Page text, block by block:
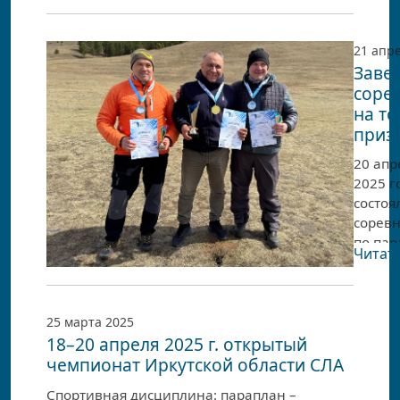
21
на
20
2025
по
спорту
25 марта 2025
18–20 апреля 2025 г. открытый
чемпионат Иркутской области СЛА
Спортивная дисциплина: параплан –